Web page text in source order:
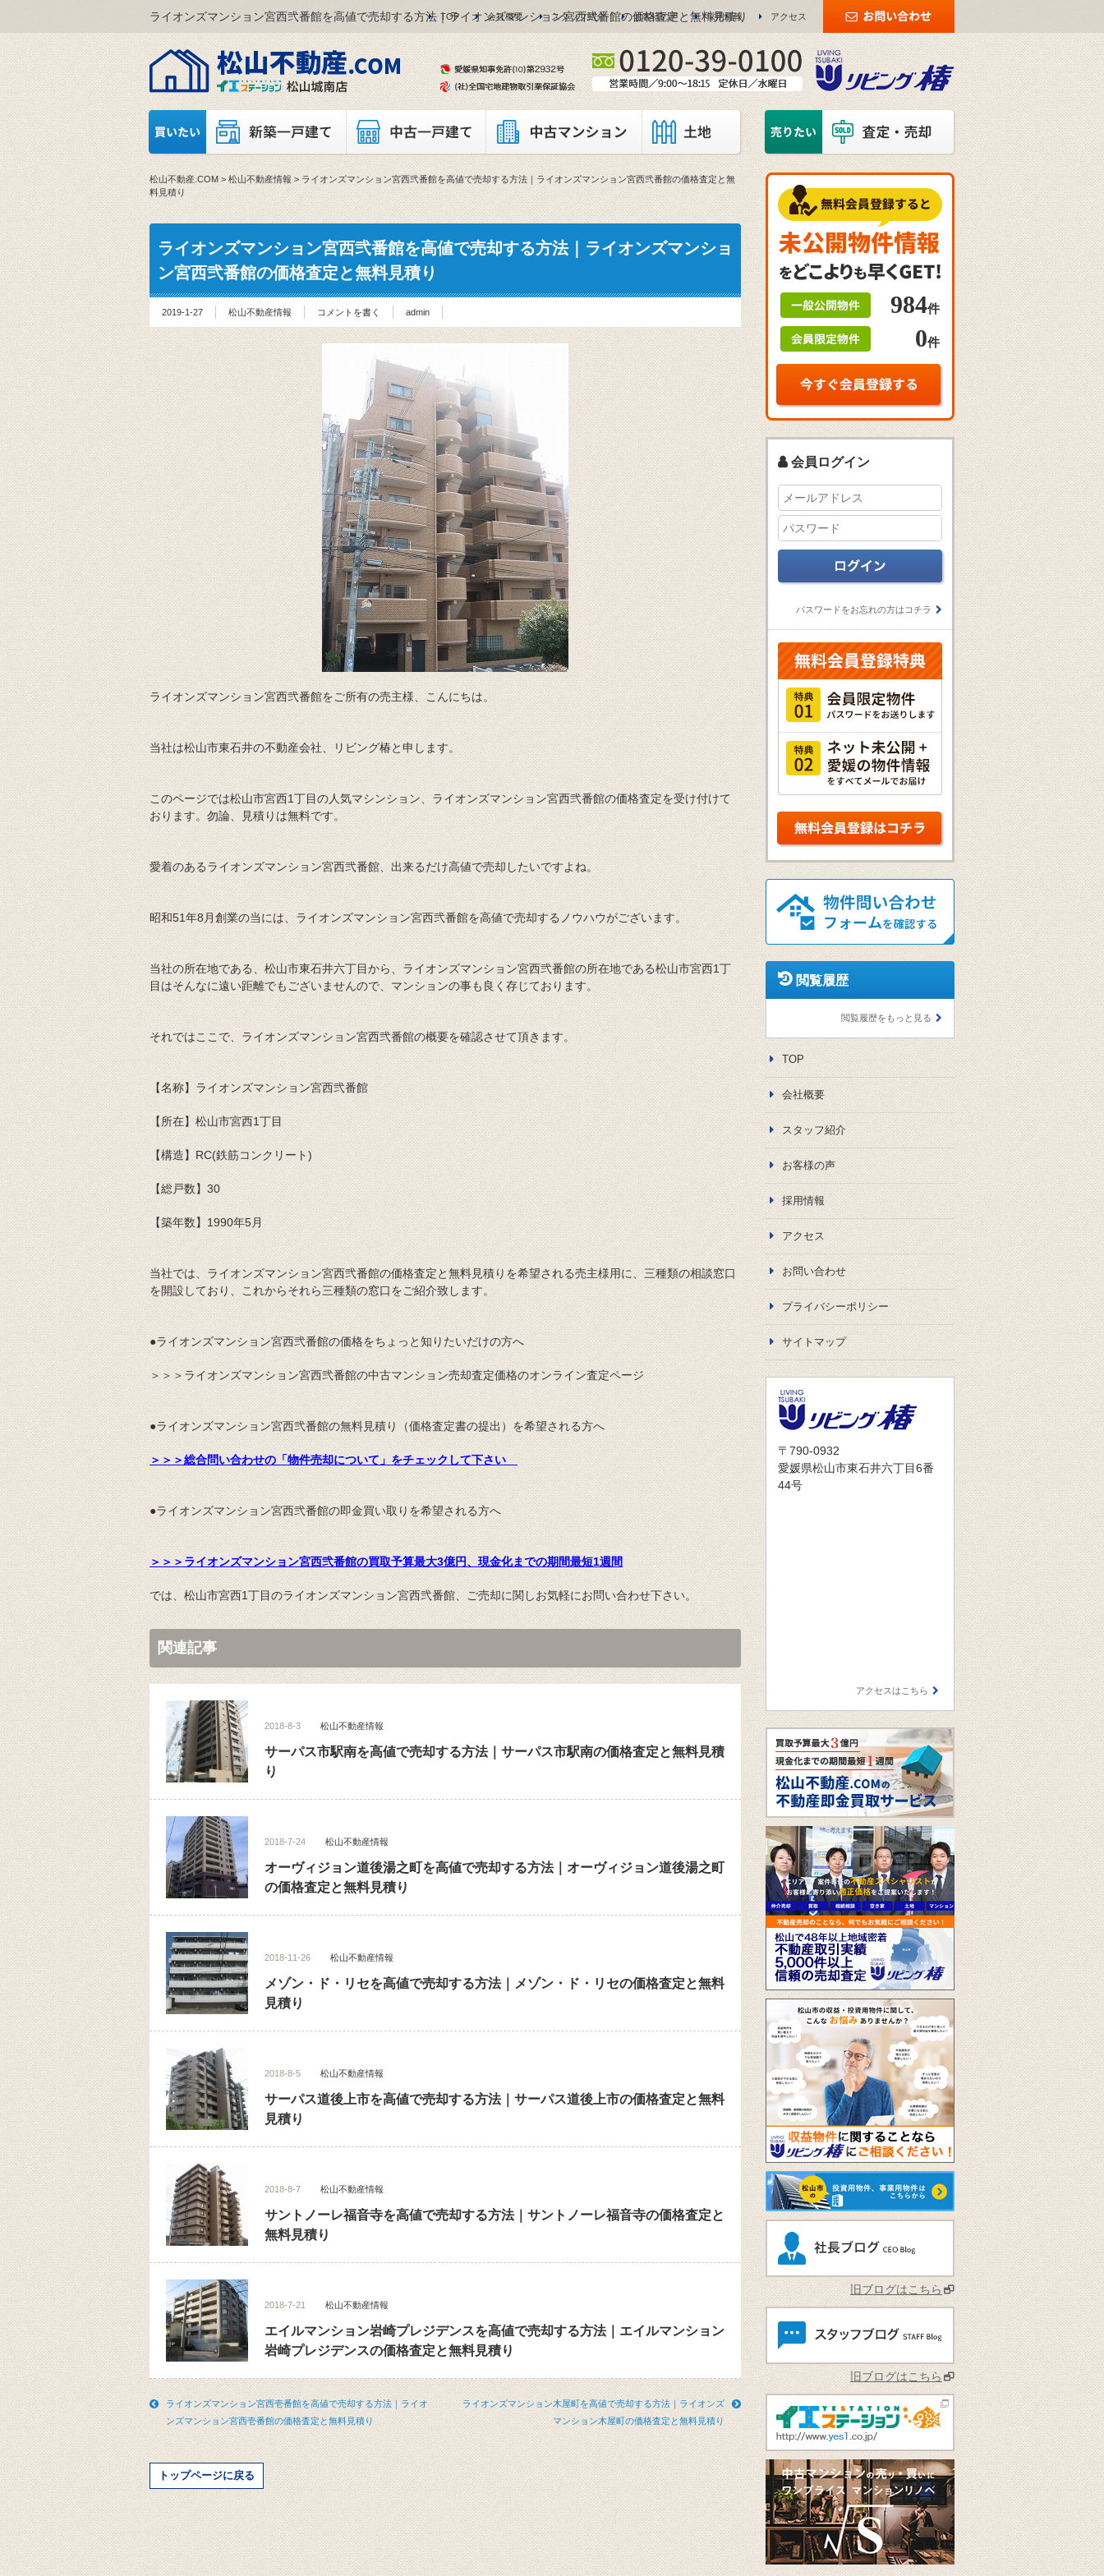
ライオンズマンション宮西弐番館を高値で売却する方法｜ライオンズマンション宮西弐番館の価格査定と無料見積り
TOP 会社概要 スタッフ紹介 お客様の声 採用情報 アクセス
松山不動産.COM > 松山不動産情報 > ライオンズマンション宮西弐番館を高値で売却する方法｜ライオンズマンション宮西弐番館の価格査定と無
料見積り
ライオンズマンション宮西弐番館を高値で売却する方法｜ライオンズマンショ
ン宮西弐番館の価格査定と無料見積り
2019-1-27 松山不動産情報 コメントを書く admin
ライオンズマンション宮西弐番館をご所有の売主様、こんにちは。
当社は松山市東石井の不動産会社、リビング椿と申します。
このページでは松山市宮西1丁目の人気マシンション、ライオンズマンション宮西弐番館の価格査定を受け付けて
おります。勿論、見積りは無料です。
愛着のあるライオンズマンション宮西弐番館、出来るだけ高値で売却したいですよね。
昭和51年8月創業の当には、ライオンズマンション宮西弐番館を高値で売却するノウハウがございます。
当社の所在地である、松山市東石井六丁目から、ライオンズマンション宮西弐番館の所在地である松山市宮西1丁
目はそんなに遠い距離でもございませんので、マンションの事も良く存じております。
それではここで、ライオンズマンション宮西弐番館の概要を確認させて頂きます。
【名称】ライオンズマンション宮西弐番館
【所在】松山市宮西1丁目
【構造】RC(鉄筋コンクリート)
【総戸数】30
【築年数】1990年5月
当社では、ライオンズマンション宮西弐番館の価格査定と無料見積りを希望される売主様用に、三種類の相談窓口
を開設しており、これからそれら三種類の窓口をご紹介致します。
●ライオンズマンション宮西弐番館の価格をちょっと知りたいだけの方へ
＞＞＞ライオンズマンション宮西弐番館の中古マンション売却査定価格のオンライン査定ページ
●ライオンズマンション宮西弐番館の無料見積り（価格査定書の提出）を希望される方へ
＞＞＞総合問い合わせの「物件売却について」をチェックして下さい
●ライオンズマンション宮西弐番館の即金買い取りを希望される方へ
＞＞＞ライオンズマンション宮西弐番館の買取予算最大3億円、現金化までの期間最短1週間
では、松山市宮西1丁目のライオンズマンション宮西弐番館、ご売却に関しお気軽にお問い合わせ下さい。
関連記事
2018-8-3 松山不動産情報
サーパス市駅南を高値で売却する方法｜サーパス市駅南の価格査定と無料見積
り
2018-7-24 松山不動産情報
オーヴィジョン道後湯之町を高値で売却する方法｜オーヴィジョン道後湯之町
の価格査定と無料見積り
2018-11-26 松山不動産情報
メゾン・ド・リセを高値で売却する方法｜メゾン・ド・リセの価格査定と無料
見積り
2018-8-5 松山不動産情報
サーパス道後上市を高値で売却する方法｜サーパス道後上市の価格査定と無料
見積り
2018-8-7 松山不動産情報
サントノーレ福音寺を高値で売却する方法｜サントノーレ福音寺の価格査定と
無料見積り
2018-7-21 松山不動産情報
エイルマンション岩崎プレジデンスを高値で売却する方法｜エイルマンション
岩崎プレジデンスの価格査定と無料見積り
ライオンズマンション宮西壱番館を高値で売却する方法｜ライオ
ンズマンション宮西壱番館の価格査定と無料見積り
ライオンズマンション木屋町を高値で売却する方法｜ライオンズ
マンション木屋町の価格査定と無料見積り
トップページに戻る
984件
0件
会員ログイン
パスワードをお忘れの方はコチラ
閲覧履歴
閲覧履歴をもっと見る
TOP
会社概要
スタッフ紹介
お客様の声
採用情報
アクセス
お問い合わせ
プライバシーポリシー
サイトマップ
〒790-0932
愛媛県松山市東石井六丁目6番
44号
アクセスはこちら
旧ブログはこちら
旧ブログはこちら